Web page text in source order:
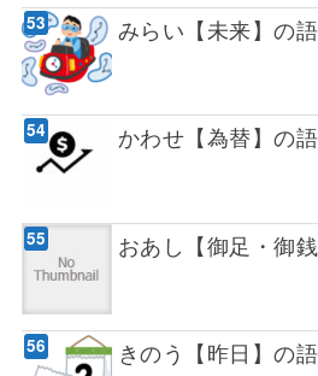
みらい【未来】の
かわせ【為替】の
おあし【御足・御
きのう【昨日】の